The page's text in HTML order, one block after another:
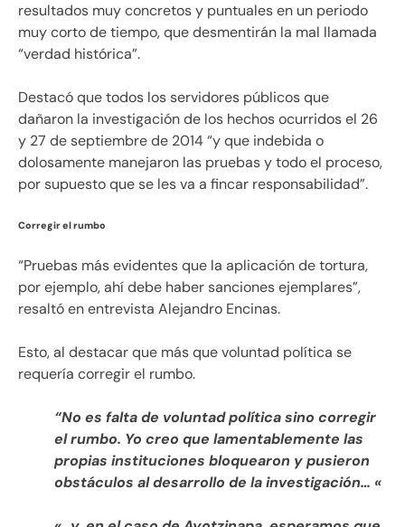
resultados muy concretos y puntuales en un periodo
muy corto de tiempo, que desmentirán la mal llamada
“verdad histórica”.
Destacó que todos los servidores públicos que
dañaron la investigación de los hechos ocurridos el 26
y 27 de septiembre de 2014 “y que indebida o
dolosamente manejaron las pruebas y todo el proceso,
por supuesto que se les va a fincar responsabilidad”.
Corregir el rumbo
“Pruebas más evidentes que la aplicación de tortura,
por ejemplo, ahí debe haber sanciones ejemplares”,
resaltó en entrevista Alejandro Encinas.
Esto, al destacar que más que voluntad política se
requería corregir el rumbo.
“No es falta de voluntad política sino corregir
el rumbo. Yo creo que lamentablemente las
propias instituciones bloquearon y pusieron
obstáculos al desarrollo de la investigación… «